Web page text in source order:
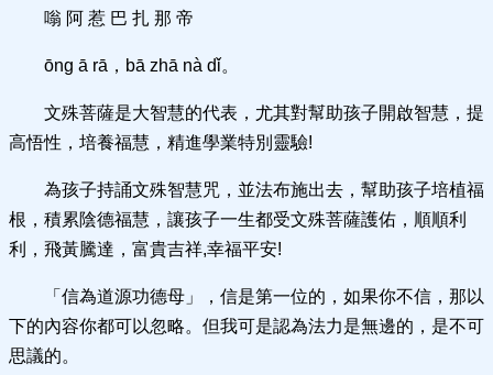
嗡 阿 惹 巴 扎 那 帝
ōng ā rā，bā zhā nà dǐ。
文殊菩薩是大智慧的代表，尤其對幫助孩子開啟智慧，提
高悟性，培養福慧，精進學業特別靈驗!
為孩子持誦文殊智慧咒，並法布施出去，幫助孩子培植福
根，積累陰德福慧，讓孩子一生都受文殊菩薩護佑，順順利
利，飛黃騰達，富貴吉祥,幸福平安!
「信為道源功德母」，信是第一位的，如果你不信，那以
下的內容你都可以忽略。但我可是認為法力是無邊的，是不可
思議的。